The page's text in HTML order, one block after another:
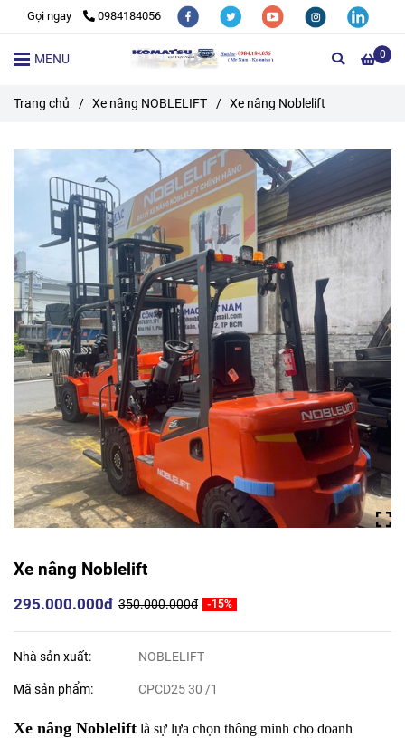
Gọi ngay 0984184056
0
MENU
Trang chủ / Xe nâng NOBLELIFT / Xe nâng Noblelift
Xe nâng Noblelift
295.000.000đ 350.000.000đ -15%
Nhà sản xuất: NOBLELIFT
Mã sản phẩm: CPCD25 30 /1
Xe nâng Noblelift là sự lựa chọn thông minh cho doanh